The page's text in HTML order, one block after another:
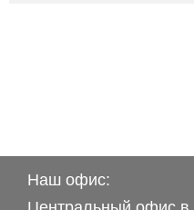
Наш офис: